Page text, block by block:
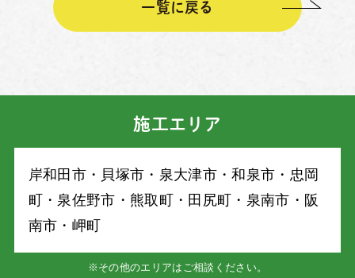
一覧に戻る
施工エリア
岸和⽥市・⾙塚市・泉⼤津市・和泉市・忠岡
町・泉佐野市・熊取町・⽥尻町・泉南市・阪
南市・岬町
※その他のエリアはご相談ください。